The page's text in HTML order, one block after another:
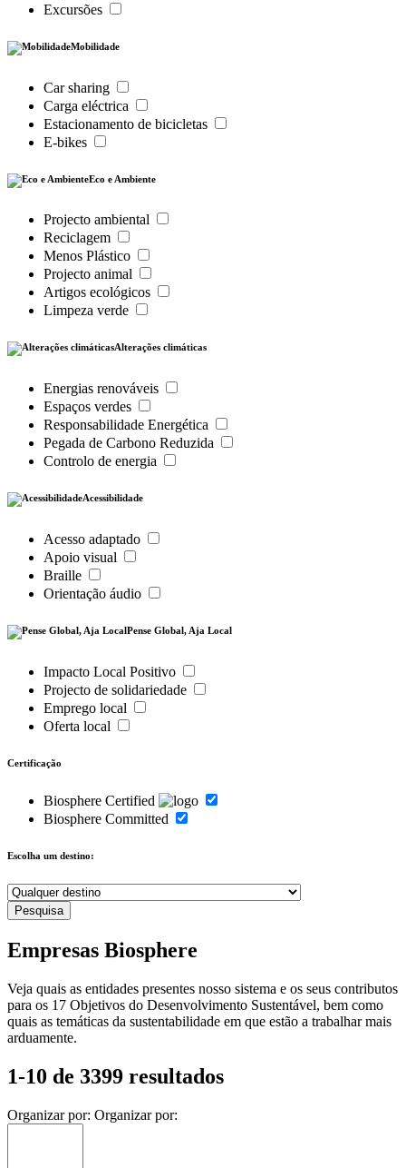
Excursões
Mobilidade
Car sharing
Carga eléctrica
Estacionamento de bicicletas
E-bikes
Eco e Ambiente
Projecto ambiental
Reciclagem
Menos Plástico
Projecto animal
Artigos ecológicos
Limpeza verde
Alterações climáticas
Energias renováveis
Espaços verdes
Responsabilidade Energética
Pegada de Carbono Reduzida
Controlo de energia
Acessibilidade
Acesso adaptado
Apoio visual
Braille
Orientação áudio
Pense Global, Aja Local
Impacto Local Positivo
Projecto de solidariedade
Emprego local
Oferta local
Certificação
Biosphere Certified
Biosphere Committed
Escolha um destino:
Empresas Biosphere
Veja quais as entidades presentes nosso sistema e os seus contributos
para os 17 Objetivos do Desenvolvimento Sustentável, bem como
quais as temáticas da sustentabilidade em que estão a trabalhar mais
arduamente.
1-10 de 3399 resultados
Organizar por: Organizar por: